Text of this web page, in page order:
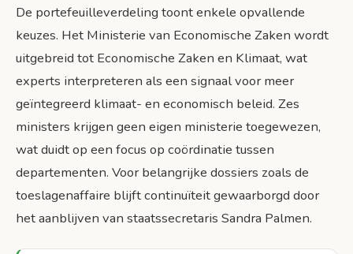
De portefeuilleverdeling toont enkele opvallende
keuzes. Het Ministerie van Economische Zaken wordt
uitgebreid tot Economische Zaken en Klimaat, wat
experts interpreteren als een signaal voor meer
geïntegreerd klimaat- en economisch beleid. Zes
ministers krijgen geen eigen ministerie toegewezen,
wat duidt op een focus op coördinatie tussen
departementen. Voor belangrijke dossiers zoals de
toeslagenaffaire blijft continuïteit gewaarborgd door
het aanblijven van staatssecretaris Sandra Palmen.